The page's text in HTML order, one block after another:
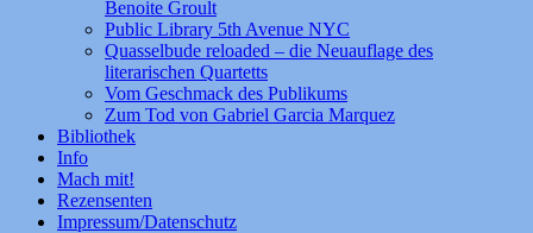
Benoite Groult
Public Library 5th Avenue NYC
Quasselbude reloaded – die Neuauflage des
literarischen Quartetts
Vom Geschmack des Publikums
Zum Tod von Gabriel Garcia Marquez
Bibliothek
Info
Mach mit!
Rezensenten
Impressum/Datenschutz